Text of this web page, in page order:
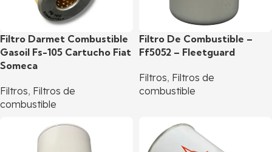
Filtro Darmet Combustible
Gasoil Fs-105 Cartucho Fiat
Someca
Filtros, Filtros de
combustible
Filtro De Combustible –
Ff5052 – Fleetguard
Filtros, Filtros de
combustible